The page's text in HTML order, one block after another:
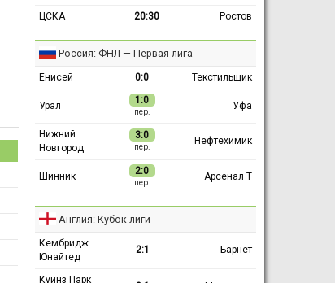
ЦСКА
20:30 Ростов
Россия: ФНЛ — Первая лига
Енисей 0:0 Текстильщик
Урал 1:0
пер.
Уфа
Нижний
Новгород
3:0
пер.
Нефтехимик
Шинник 2:0
пер.
Арсенал Т
Англия: Кубок лиги
Кембридж
Юнайтед
2:1 Барнет
Куинз Парк